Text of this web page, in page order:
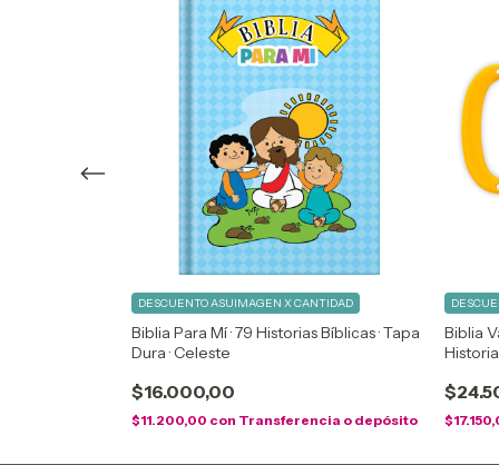
Biblia Para Mí · 79 Historias Bíblicas · Tapa
Dura · Celeste
$16.000,00
DESCUENTO ASUIMAGEN X CANTIDAD
$11.200,00 con Transferencia o depósito
Biblia